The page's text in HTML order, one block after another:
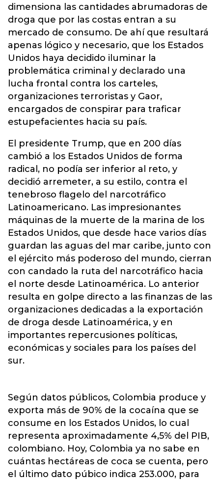
dimensiona las cantidades abrumadoras de
droga que por las costas entran a su
mercado de consumo. De ahí que resultará
apenas lógico y necesario, que los Estados
Unidos haya decidido iluminar la
problemática criminal y declarado una
lucha frontal contra los carteles,
organizaciones terroristas y Gaor,
encargados de conspirar para traficar
estupefacientes hacia su país.
El presidente Trump, que en 200 días
cambió a los Estados Unidos de forma
radical, no podía ser inferior al reto, y
decidió arremeter, a su estilo, contra el
tenebroso flagelo del narcotráfico
Latinoamericano. Las impresionantes
máquinas de la muerte de la marina de los
Estados Unidos, que desde hace varios días
guardan las aguas del mar caribe, junto con
el ejército más poderoso del mundo, cierran
con candado la ruta del narcotráfico hacia
el norte desde Latinoamérica. Lo anterior
resulta en golpe directo a las finanzas de las
organizaciones dedicadas a la exportación
de droga desde Latinoamérica, y en
importantes repercusiones políticas,
económicas y sociales para los países del
sur.
Según datos públicos, Colombia produce y
exporta más de 90% de la cocaína que se
consume en los Estados Unidos, lo cual
representa aproximadamente 4,5% del PIB,
colombiano. Hoy, Colombia ya no sabe en
cuántas hectáreas de coca se cuenta, pero
el último dato púbico indica 253.000, para